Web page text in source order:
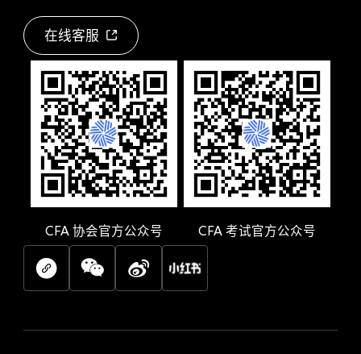
在线客服
CFA协会官方公众号 CFA考试官方公众号